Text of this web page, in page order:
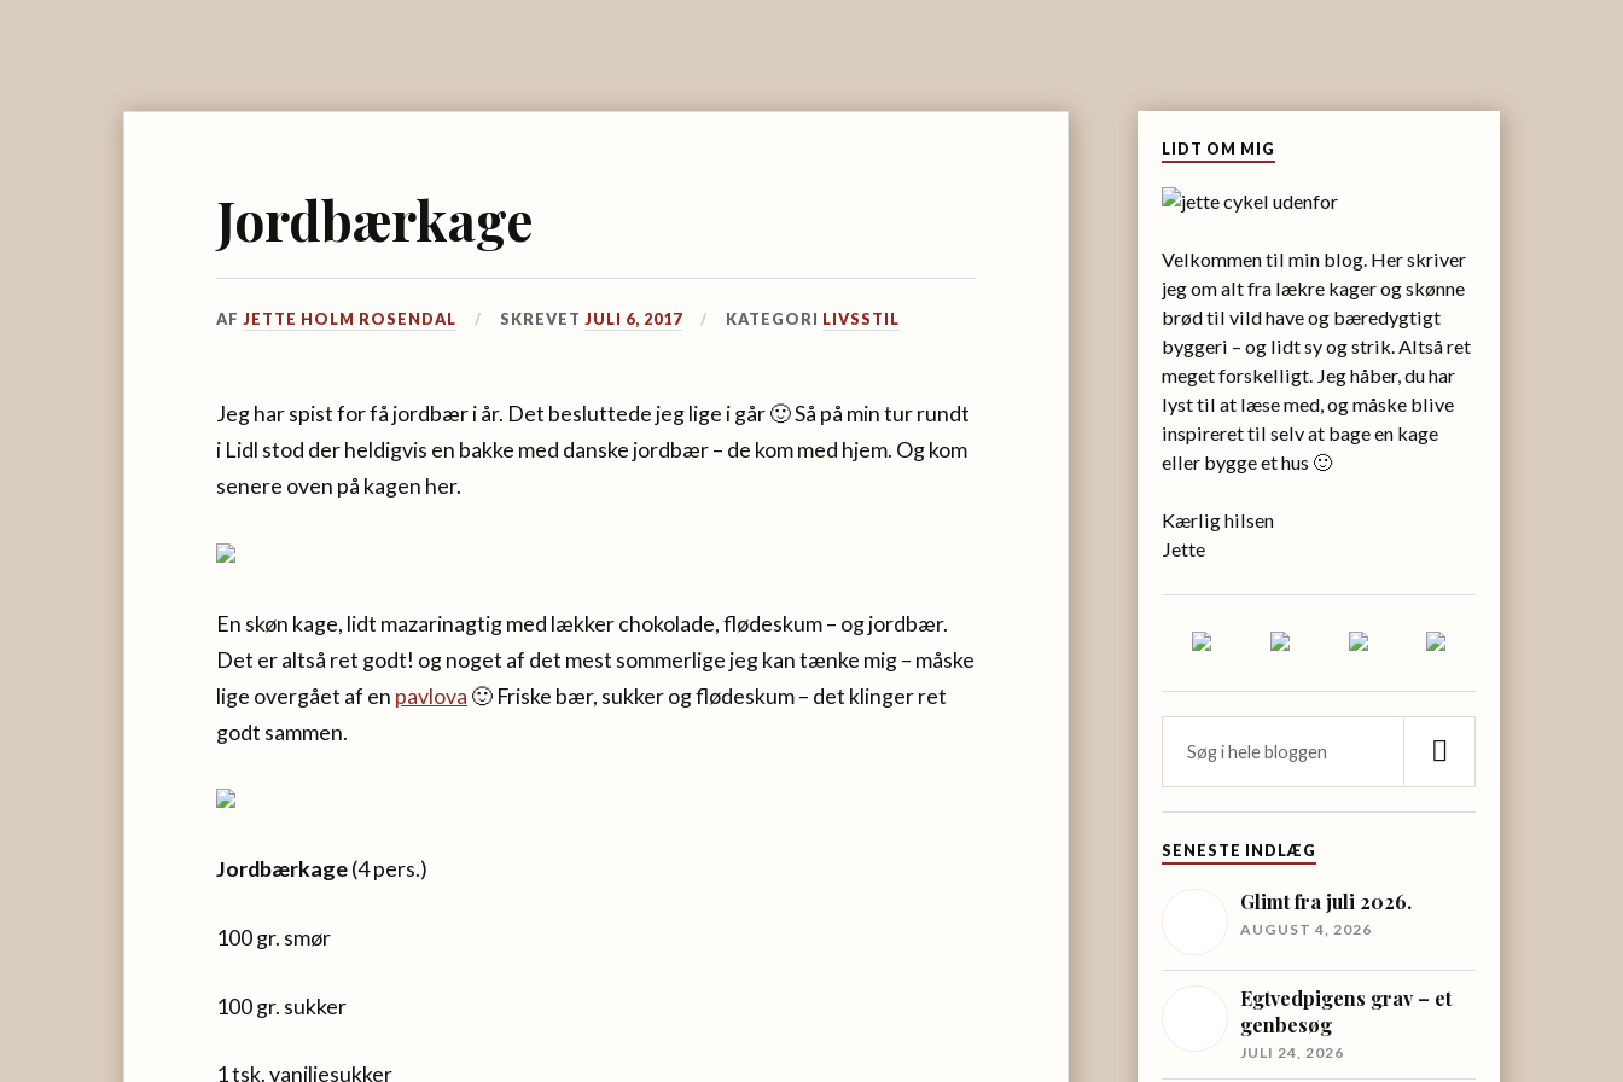
Jordbærkage
AFJETTE HOLM ROSENDAL SKREVETJULI 6, 2017 KATEGORI LIVSSTIL
Jeg har spist for få jordbær i år. Det besluttede jeg lige i går 🙂 Så på min tur rundt
i Lidl stod der heldigvis en bakke med danske jordbær – de kom med hjem. Og kom
senere oven på kagen her.
En skøn kage, lidt mazarinagtig med lækker chokolade, flødeskum – og jordbær.
Det er altså ret godt! og noget af det mest sommerlige jeg kan tænke mig – måske
lige overgået af en pavlova 🙂 Friske bær, sukker og flødeskum – det klinger ret
godt sammen.
Jordbærkage(4 pers.)
100 gr. smør
100 gr. sukker
1 tsk. vaniljesukker
LIDT OM MIG
Velkommen til min blog. Her skriver
jeg om alt fra lækre kager og skønne
brød til vild have og bæredygtigt
byggeri – og lidt sy og strik. Altså ret
meget forskelligt. Jeg håber, du har
lyst til at læse med, og måske blive
inspireret til selv at bage en kage
eller bygge et hus 🙂
Kærlig hilsen
Jette
SENESTE INDLÆG
Glimt fra juli 2026.
AUGUST 4, 2026
Egtvedpigens grav – et
genbesøg
JULI 24, 2026